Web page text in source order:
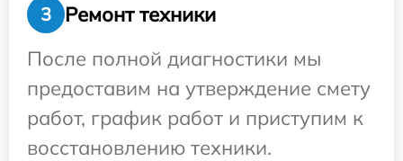
3
Ремонт техники
После полной диагностики мы
предоставим на утверждение смету
работ, график работ и приступим к
восстановлению техники.